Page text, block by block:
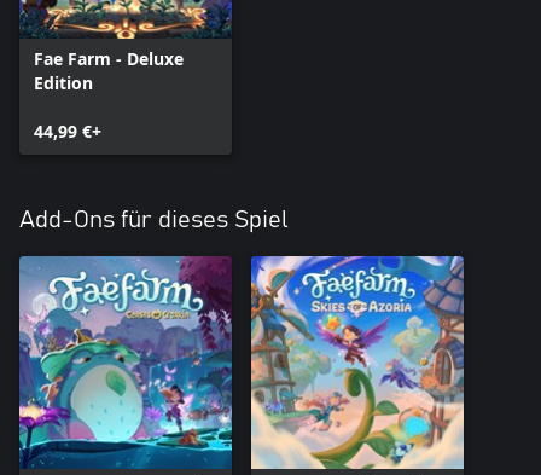
Fae Farm - Deluxe
Edition
44,99 €+
Add-Ons für dieses Spiel